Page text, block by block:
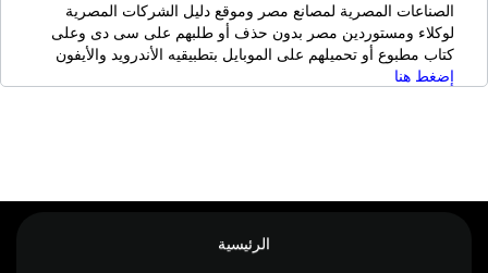
الصناعات المصرية لمصانع مصر وموقع دليل الشركات المصرية
لوكلاء ومستوردين مصر بدون حذف أو طلبهم على سى دى وعلى
كتاب مطبوع أو تحميلهم على الموبايل بتطبيقيه الأندرويد والأيفون
إضغط هنا
الرئيسية